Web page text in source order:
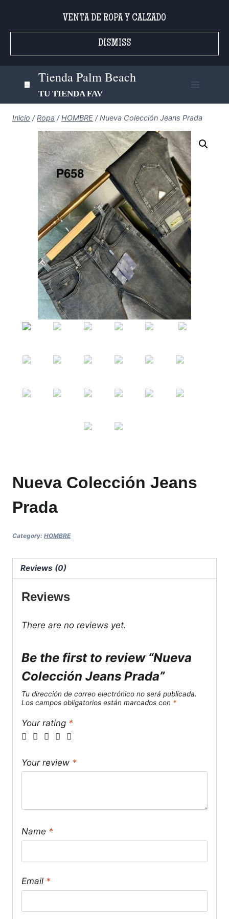
contenido
VENTA DE ROPA Y CALZADO
DISMISS
Tienda Palm Beach
TU TIENDA FAV
Inicio / Ropa / HOMBRE / Nueva Colección Jeans Prada
Nueva Colección Jeans
Prada
Category: HOMBRE
Reviews (0)
Reviews
There are no reviews yet.
Be the first to review “Nueva
Colección Jeans Prada”
Tu dirección de correo electrónico no será publicada.
Los campos obligatorios están marcados con *
Your rating *
Your review *
Name *
Email *